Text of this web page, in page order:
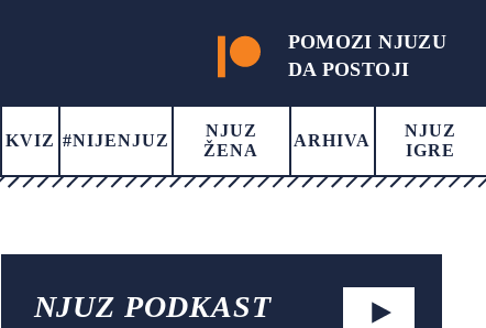
POMOZI NJUZU
DA POSTOJI
KVIZ #NIJENJUZ
NJUZ
ŽENA
ARHIVA
NJUZ
IGRE
NJUZ PODKAST